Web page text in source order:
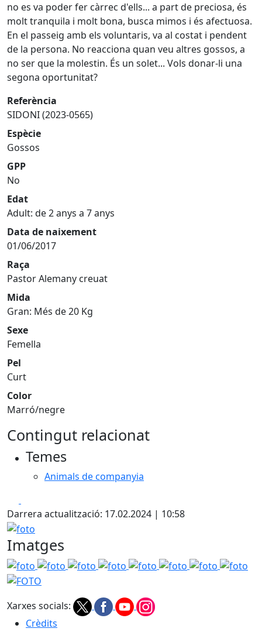
no es va poder fer càrrec d'ells... a part de preciosa, és
molt tranquila i molt bona, busca mimos i és afectuosa.
En el passeig amb els voluntaris, va al costat i pendent
de la persona. No reacciona quan veu altres gossos, a
no ser que la molestin. És un solet... Vols donar-li una
segona oportunitat?
Referència
SIDONI (2023-0565)
Espècie
Gossos
GPP
No
Edat
Adult: de 2 anys a 7 anys
Data de naixement
01/06/2017
Raça
Pastor Alemany creuat
Mida
Gran: Més de 20 Kg
Sexe
Femella
Pel
Curt
Color
Marró/negre
Contingut relacionat
Temes
Animals de companyia
Darrera actualització: 17.02.2024 | 10:58
foto
Imatges
foto foto foto foto foto foto foto foto
Xarxes socials:
Crèdits